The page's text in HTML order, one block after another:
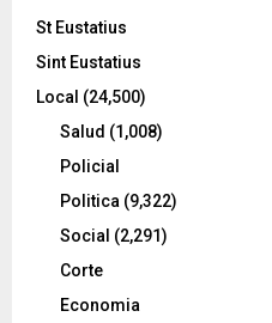
St Eustatius
Sint Eustatius
Local (24,500)
Salud (1,008)
Policial
Politica (9,322)
Social (2,291)
Corte
Economia